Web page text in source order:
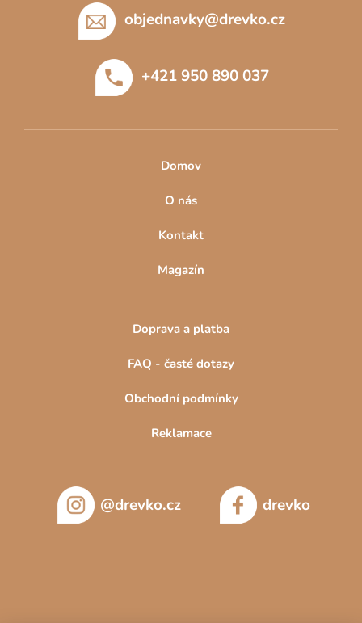
objednavky@drevko.cz
+421 950 890 037
Domov
O nás
Kontakt
Magazín
Doprava a platba
FAQ - časté dotazy
Obchodní podmínky
Reklamace
@drevko.cz drevko